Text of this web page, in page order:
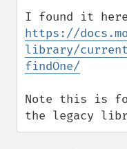
https://
library/current/
findOne/
Note this is
the legacy